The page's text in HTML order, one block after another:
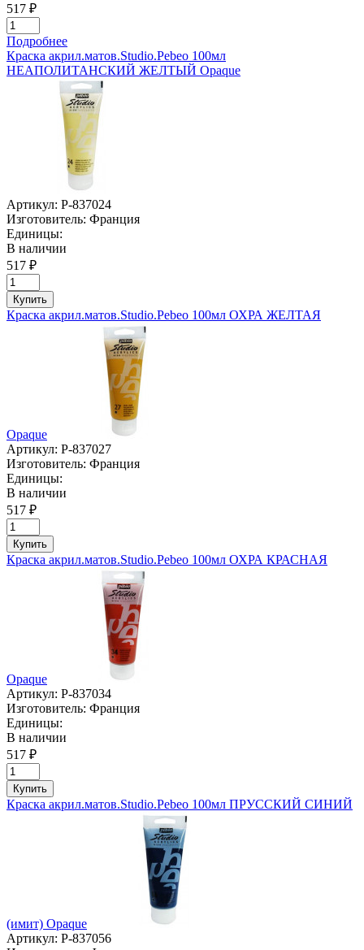
517 ₽
Подробнее
Краска акрил.матов.Studio.Pebeo 100мл
НЕАПОЛИТАНСКИЙ ЖЕЛТЫЙ Opaque
Артикул: P-837024
Изготовитель: Франция
Единицы:
В наличии
517 ₽
Купить
Краска акрил.матов.Studio.Pebeo 100мл ОХРА ЖЕЛТАЯ
Opaque
Артикул: P-837027
Изготовитель: Франция
Единицы:
В наличии
517 ₽
Купить
Краска акрил.матов.Studio.Pebeo 100мл ОХРА КРАСНАЯ
Opaque
Артикул: P-837034
Изготовитель: Франция
Единицы:
В наличии
517 ₽
Купить
Краска акрил.матов.Studio.Pebeo 100мл ПРУССКИЙ СИНИЙ
(имит) Opaque
Артикул: P-837056